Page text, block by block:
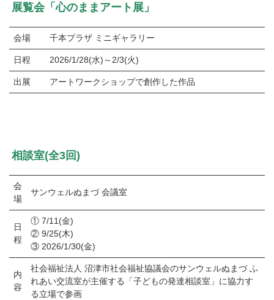
展覧会「⼼のままアート展」
会場 千本プラザ ミニギャラリー
⽇程 2026/1/28(水)～2/3(火)
出展 アートワークショップで創作した作品
相談室(全3回)
会
場
サンウェルぬまづ 会議室
⽇
程
① 7/11(金)
② 9/25(木)
③ 2026/1/30(金)
内
容
社会福祉法人 沼津市社会福祉協議会のサンウェルぬまづ ふ
れあい交流室が主催する「子どもの発達相談室」に協力す
る立場で参画